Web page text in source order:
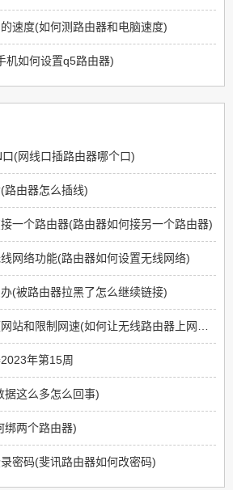
速度(如何测路由器和电脑速度)
机如何设置q5路由器)
(网线口插路由器哪个口)
路由器怎么插线)
一个路由器(路由器如何接另一个路由器)
网络功能(路由器如何设置无线网络)
(被路由器拉黑了怎么继续链接)
年第15周
据这么多怎么回事)
绑两个路由器)
密码(斐讯路由器如何改密码)